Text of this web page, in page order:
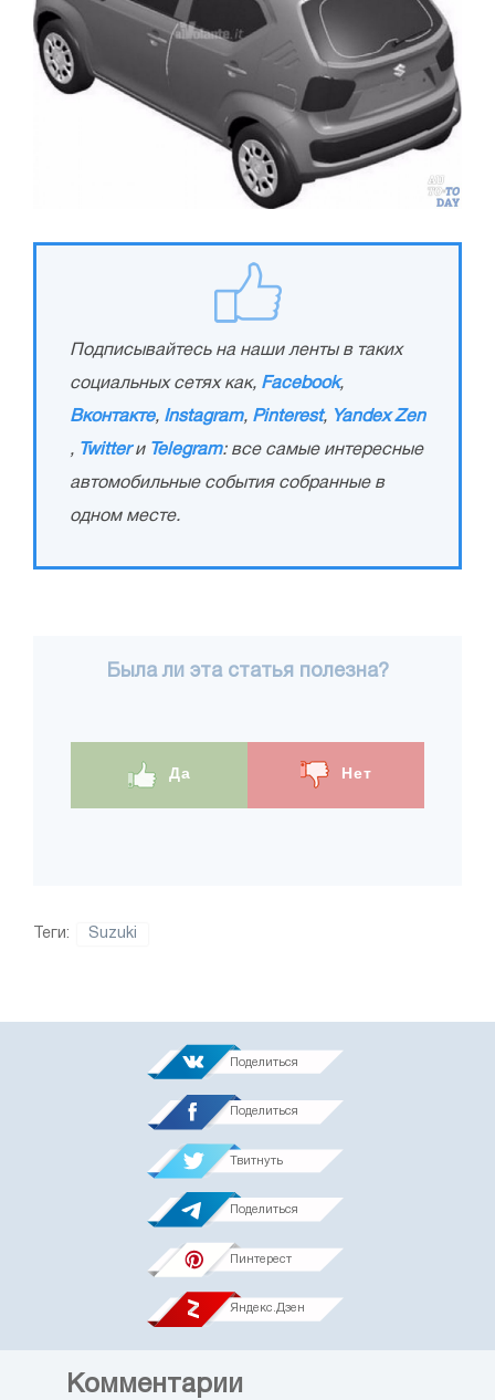
Подписывайтесь на наши ленты в таких
социальных сетях как, Facebook,
Вконтакте, Instagram, Pinterest, Yandex Zen
, Twitterи Telegram: все самые интересные
автомобильные события собранные в
одном месте.
Была ли эта статья полезна?
Да Нет
Теги: Suzuki
Поделиться
Поделиться
Твитнуть
Поделиться
Пинтерест
Яндекс.Дзен
Комментарии